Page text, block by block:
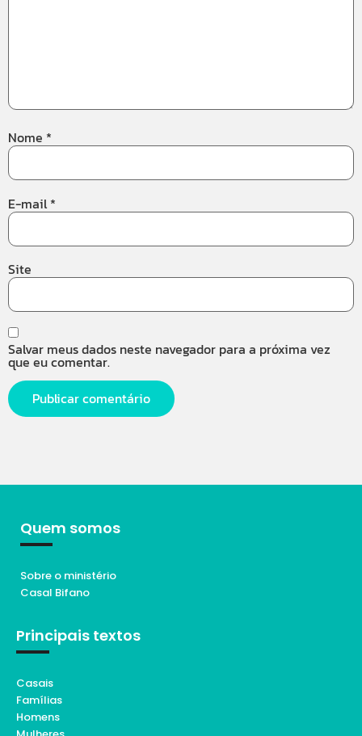
Nome *
E-mail *
Site
Salvar meus dados neste navegador para a próxima vez
que eu comentar.
Quem somos
Sobre o ministério
Casal Bifano
Principais textos
Casais
Famílias
Homens